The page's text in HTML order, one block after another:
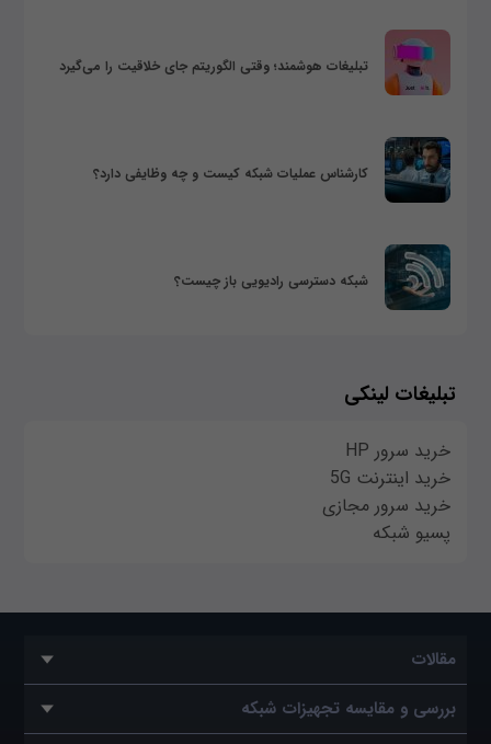
تبلیغات هوشمند؛ وقتی الگوریتم جای خلاقیت را می‌گیرد
کارشناس عملیات شبکه کیست و چه وظایفی دارد؟
شبکه دسترسی رادیویی باز چیست؟
تبلیغات لینکی
خرید سرور HP
خرید اینترنت 5G
خرید سرور مجازی
پسیو شبکه
مقالات
بررسی و مقایسه تجهیزات شبکه